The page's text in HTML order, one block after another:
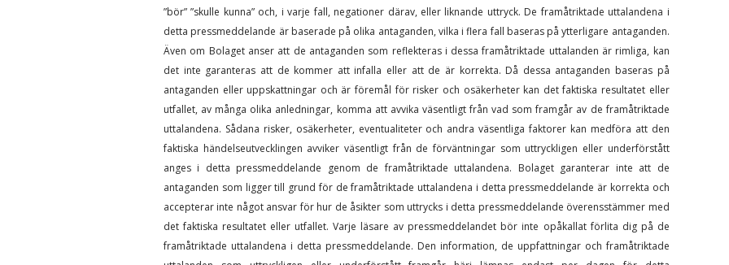
”bör” ”skulle kunna” och, i varje fall, negationer därav, eller liknande uttryck. De framåtriktade uttalandena i
detta pressmeddelande är baserade på olika antaganden, vilka i flera fall baseras på ytterligare antaganden.
Även om Bolaget anser att de antaganden som reflekteras i dessa framåtriktade uttalanden är rimliga, kan
det inte garanteras att de kommer att infalla eller att de är korrekta. Då dessa antaganden baseras på
antaganden eller uppskattningar och är föremål för risker och osäkerheter kan det faktiska resultatet eller
utfallet, av många olika anledningar, komma att avvika väsentligt från vad som framgår av de framåtriktade
uttalandena. Sådana risker, osäkerheter, eventualiteter och andra väsentliga faktorer kan medföra att den
faktiska händelseutvecklingen avviker väsentligt från de förväntningar som uttryckligen eller underförstått
anges i detta pressmeddelande genom de framåtriktade uttalandena. Bolaget garanterar inte att de
antaganden som ligger till grund för de framåtriktade uttalandena i detta pressmeddelande är korrekta och
accepterar inte något ansvar för hur de åsikter som uttrycks i detta pressmeddelande överensstämmer med
det faktiska resultatet eller utfallet. Varje läsare av pressmeddelandet bör inte opåkallat förlita dig på de
framåtriktade uttalandena i detta pressmeddelande. Den information, de uppfattningar och framåtriktade